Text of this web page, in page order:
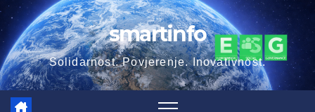
Skip
to
content
smartinfo
Solidarnost. Povjerenje. Inovativnost.